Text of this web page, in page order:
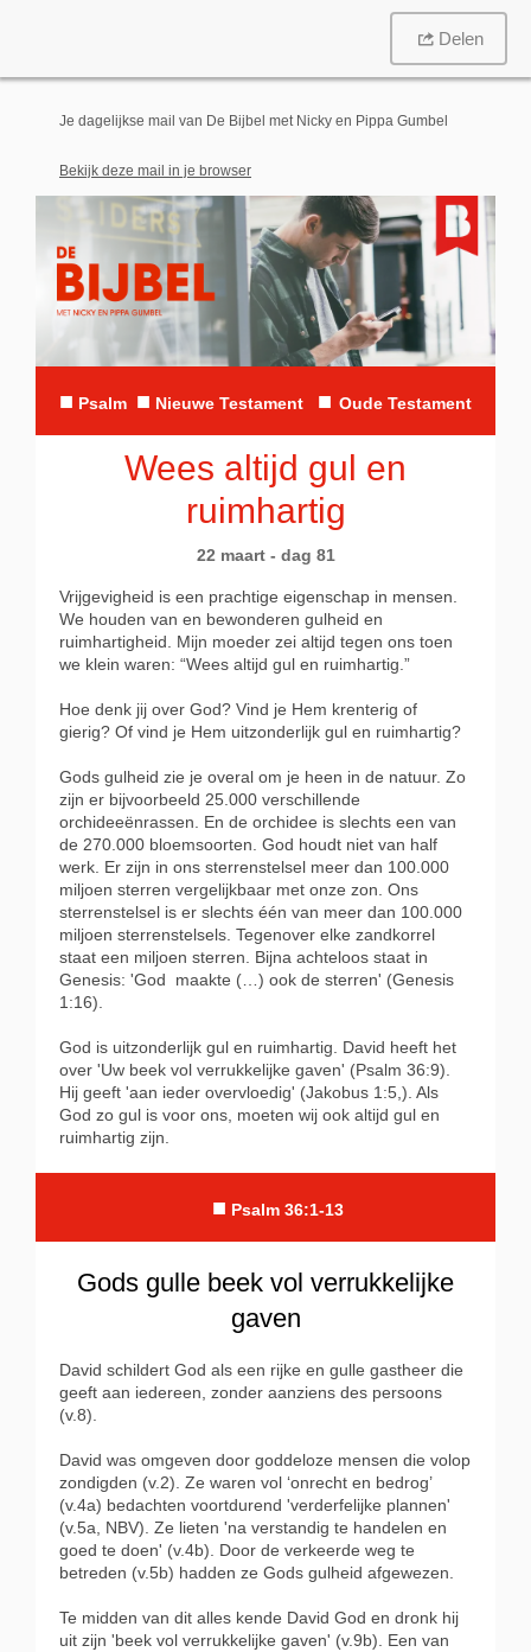
Delen
Je dagelijkse mail van De Bijbel met Nicky en Pippa Gumbel
Bekijk deze mail in je browser
■ Psalm ■ Nieuwe Testament ■ Oude Testament
Wees altijd gul en
ruimhartig
22 maart - dag 81
Vrijgevigheid is een prachtige eigenschap in mensen.
We houden van en bewonderen gulheid en
ruimhartigheid. Mijn moeder zei altijd tegen ons toen
we klein waren: “Wees altijd gul en ruimhartig.”
Hoe denk jij over God? Vind je Hem krenterig of
gierig? Of vind je Hem uitzonderlijk gul en ruimhartig?
Gods gulheid zie je overal om je heen in de natuur. Zo
zijn er bijvoorbeeld 25.000 verschillende
orchideeënrassen. En de orchidee is slechts een van
de 270.000 bloemsoorten. God houdt niet van half
werk. Er zijn in ons sterrenstelsel meer dan 100.000
miljoen sterren vergelijkbaar met onze zon. Ons
sterrenstelsel is er slechts één van meer dan 100.000
miljoen sterrenstelsels. Tegenover elke zandkorrel
staat een miljoen sterren. Bijna achteloos staat in
Genesis: 'God
maakte (…) ook de sterren' (Genesis
1:16).
God is uitzonderlijk gul en ruimhartig. David heeft het
over 'Uw beek vol verrukkelijke gaven' (Psalm 36:9).
Hij geeft 'aan ieder overvloedig' (Jakobus 1:5,). Als
God zo gul is voor ons, moeten wij ook altijd gul en
ruimhartig zijn.
■ Psalm 36:1-13
Gods gulle beek vol verrukkelijke
gaven
David schildert God als een rijke en gulle gastheer die
geeft aan iedereen, zonder aanziens des persoons
(v.8).
David was omgeven door goddeloze mensen die volop
zondigden (v.2). Ze waren vol ‘onrecht en bedrog’
(v.4a) bedachten voortdurend 'verderfelijke plannen'
(v.5a, NBV). Ze lieten 'na verstandig te handelen en
goed te doen' (v.4b). Door de verkeerde weg te
betreden (v.5b) hadden ze Gods gulheid afgewezen.
Te midden van dit alles kende David God en dronk hij
uit zijn 'beek vol verrukkelijke gaven' (v.9b). Een van